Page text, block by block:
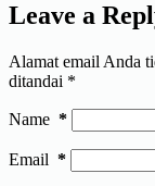
Leave a
Alamat email Anda
ditandai *
Name *
Email *